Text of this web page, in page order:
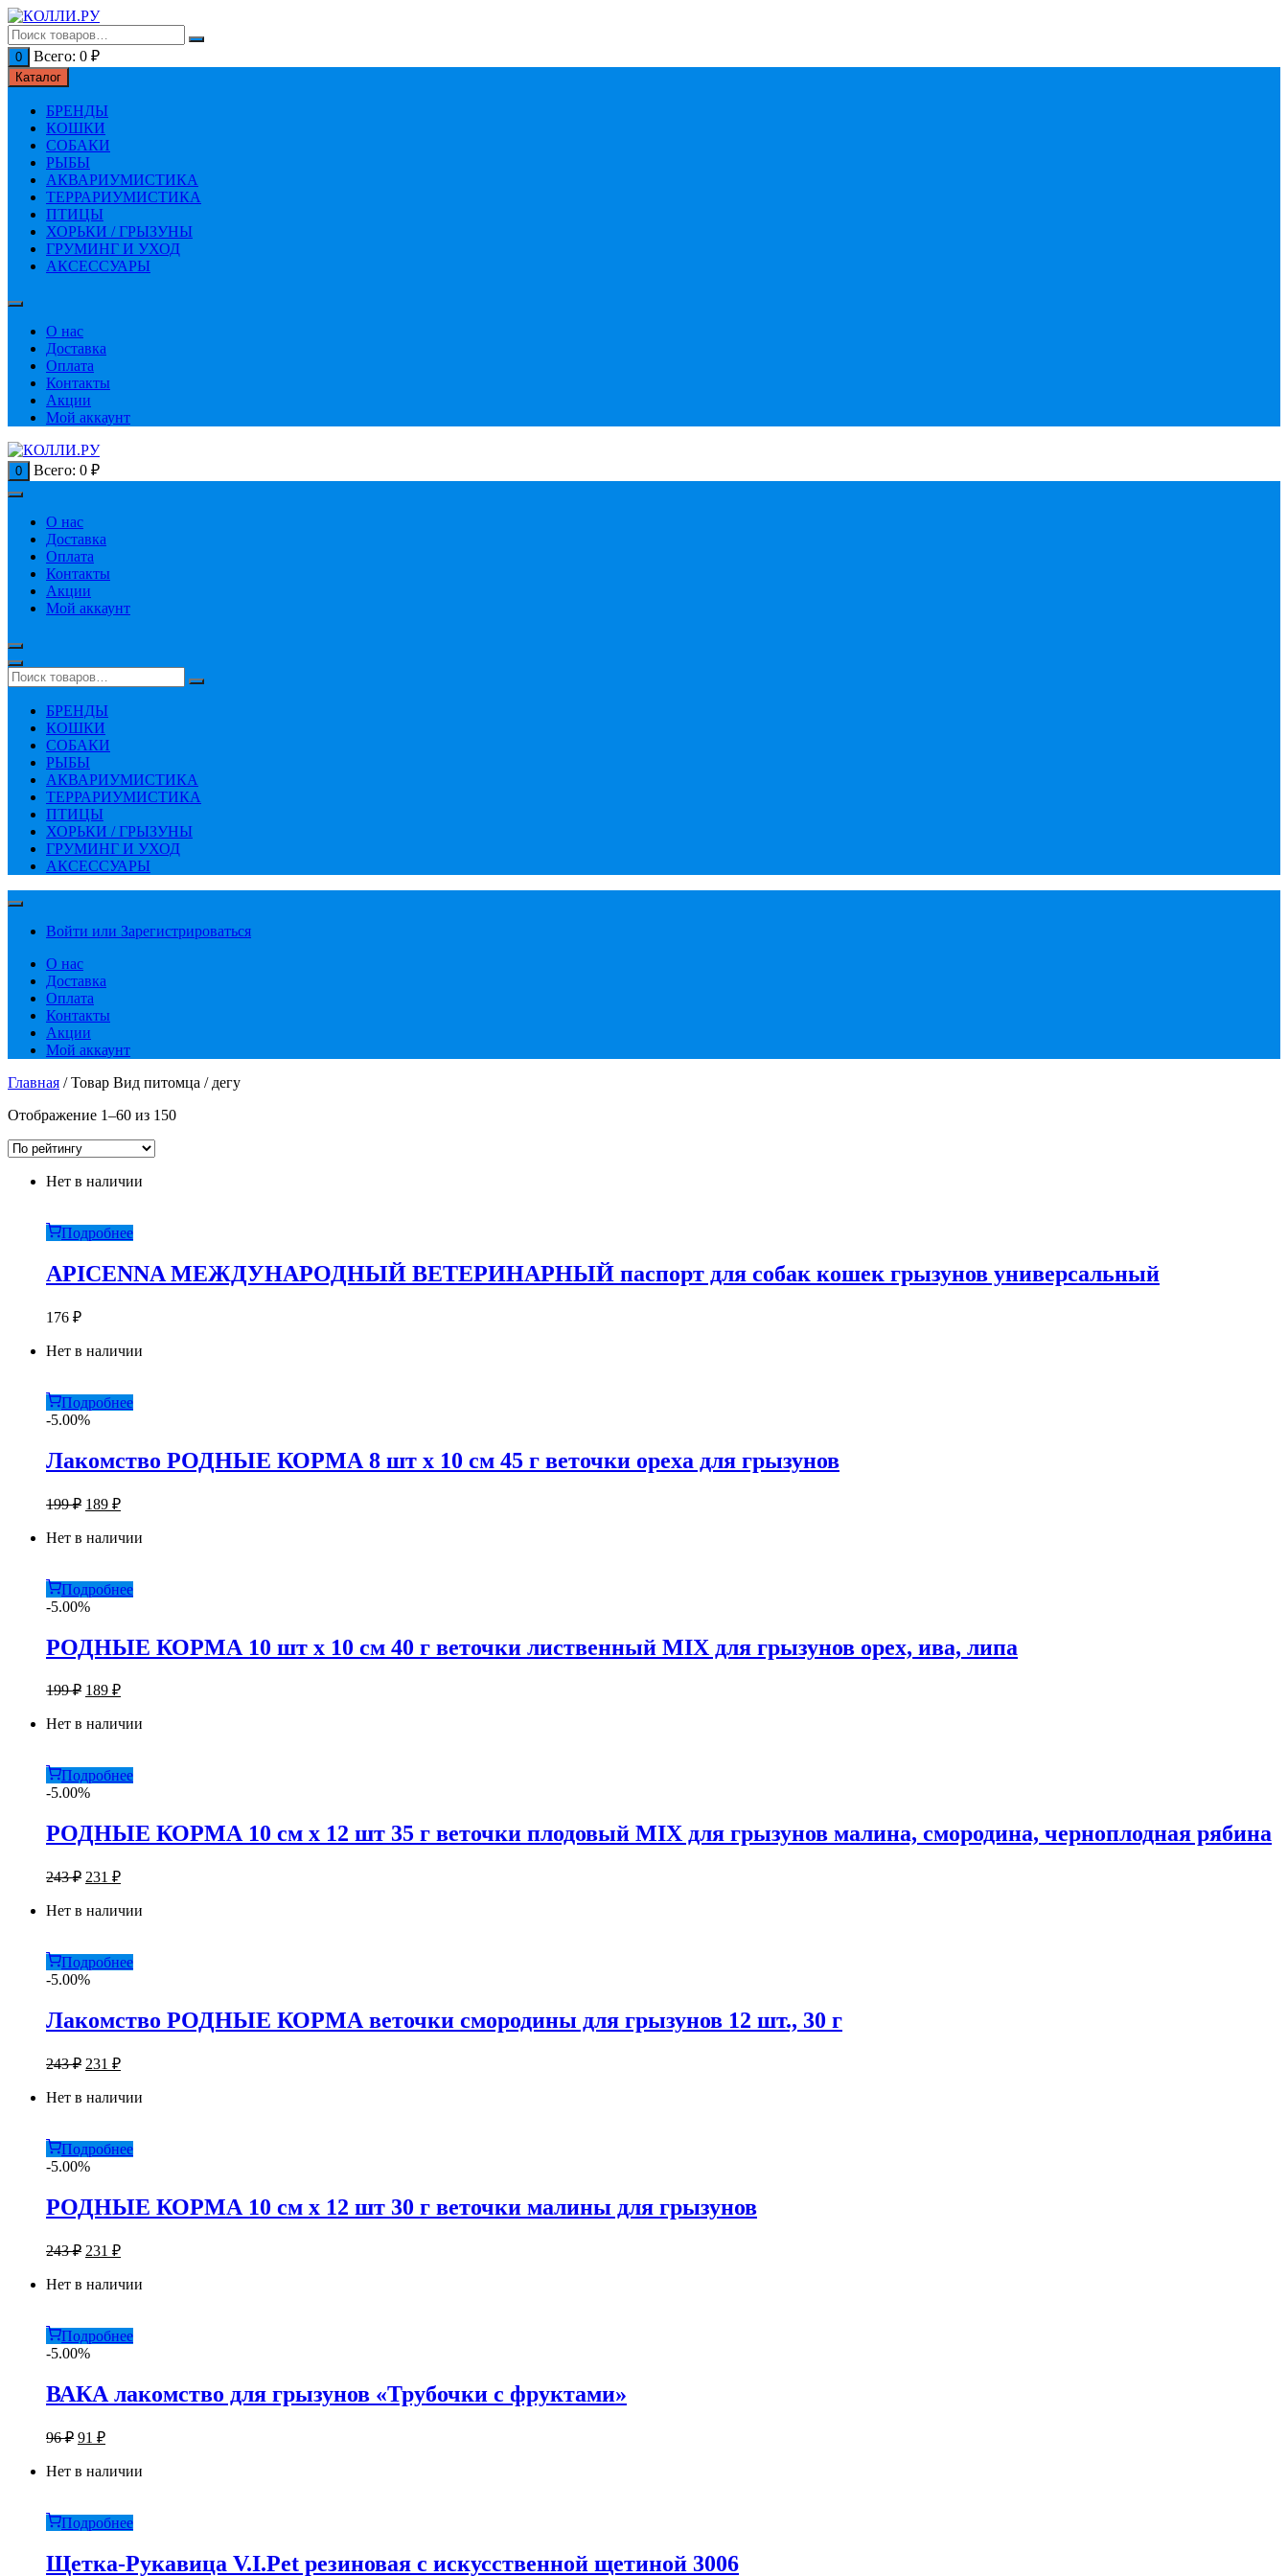
Перейти
к
содержимому
0 Всего: 0 ₽
Каталог
БРЕНДЫ
КОШКИ
СОБАКИ
РЫБЫ
АКВАРИУМИСТИКА
ТЕРРАРИУМИСТИКА
ПТИЦЫ
ХОРЬКИ / ГРЫЗУНЫ
ГРУМИНГ И УХОД
АКСЕССУАРЫ
О нас
Доставка
Оплата
Контакты
Акции
Мой аккаунт
0 Всего: 0 ₽
О нас
Доставка
Оплата
Контакты
Акции
Мой аккаунт
БРЕНДЫ
КОШКИ
СОБАКИ
РЫБЫ
АКВАРИУМИСТИКА
ТЕРРАРИУМИСТИКА
ПТИЦЫ
ХОРЬКИ / ГРЫЗУНЫ
ГРУМИНГ И УХОД
АКСЕССУАРЫ
Войти или Зарегистрироваться
О нас
Доставка
Оплата
Контакты
Акции
Мой аккаунт
Главная / Товар Вид питомца / дегу
Отображение 1–60 из 150Сортировка:
Нет в наличии
Подробнее
APICENNA МЕЖДУНАРОДНЫЙ ВЕТЕРИНАРНЫЙ паспорт для собак кошек грызунов универсальный
176 ₽
Нет в наличии
Подробнее
-5.00%
Лакомство РОДНЫЕ КОРМА 8 шт х 10 см 45 г веточки ореха для грызунов
199₽ Первоначальная
составляла
189 ₽Текущая
189 ₽.
Нет в наличии
Подробнее
-5.00%
РОДНЫЕ КОРМА 10 шт х 10 см 40 г веточки лиственный MIX для грызунов орех, ива, липа
199₽ Первоначальная
составляла
189 ₽Текущая
189 ₽.
Нет в наличии
Подробнее
-5.00%
РОДНЫЕ КОРМА 10 см х 12 шт 35 г веточки плодовый MIX для грызунов малина, смородина, черноплодная рябина
243₽ Первоначальная
составляла
231 ₽Текущая
231 ₽.
Нет в наличии
Подробнее
-5.00%
Лакомство РОДНЫЕ КОРМА веточки смородины для грызунов 12 шт., 30 г
243₽ Первоначальная
составляла
231 ₽Текущая
231 ₽.
Нет в наличии
Подробнее
-5.00%
РОДНЫЕ КОРМА 10 см х 12 шт 30 г веточки малины для грызунов
243₽ Первоначальная
составляла
231 ₽Текущая
231 ₽.
Нет в наличии
Подробнее
-5.00%
ВАКА лакомство для грызунов «Трубочки с фруктами»
96₽ Первоначальная
составляла
91 ₽Текущая
91 ₽.
Нет в наличии
Подробнее
Щетка-Рукавица V.I.Pet резиновая с искусственной щетиной 3006